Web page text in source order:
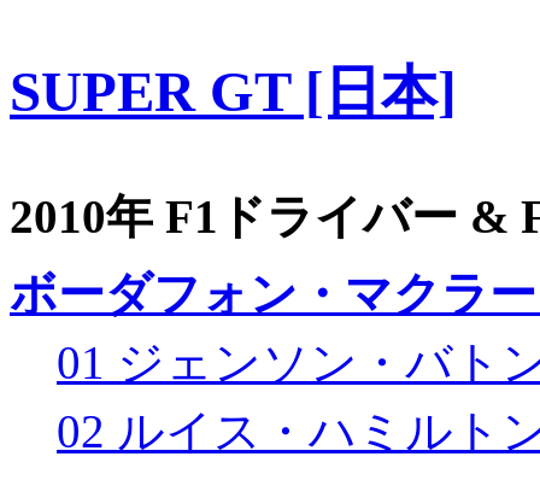
SUPER GT [日本]
2010年 F1ドライバー &
ボーダフォン・マクラ
01 ジェンソン・バト
02 ルイス・ハミルト